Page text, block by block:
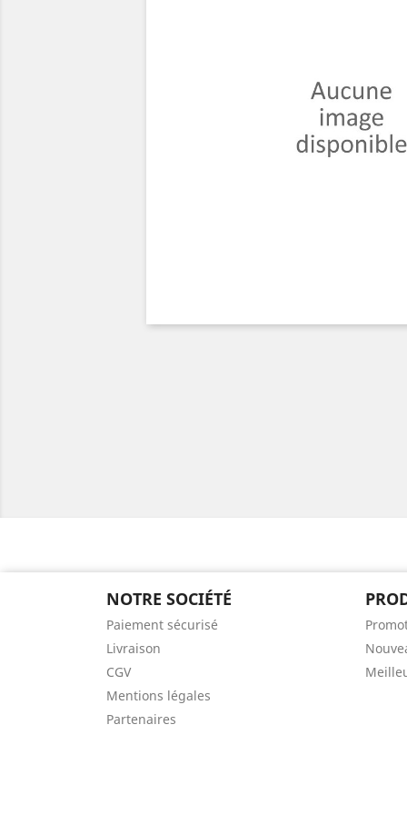
NOTRE SOCIÉTÉ
Paiement sécurisé
Livraison
CGV
Mentions légales
Partenaires